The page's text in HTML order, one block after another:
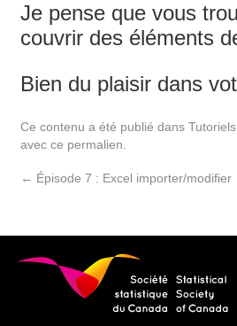
Je pense que vous
couvrir des éléments
Bien du plaisir dans
Ce contenu a été publié dans
avec ce permalien
← Épisode 7 : Excel importer/modifier